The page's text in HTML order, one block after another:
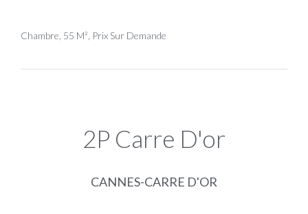
Chambre, 55 M², Prix Sur Demande
2P Carre D'or
CANNES-CARRE D'OR